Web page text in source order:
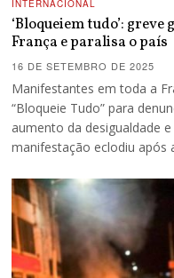
INTERNACIONAL
‘Bloqueiem tudo’:
França e paralisa o país
16 DE SETEMBRO DE 2025
Manifestantes em toda a
“Bloqueie Tudo” para
aumento da desigualdade
manifestação eclodiu após